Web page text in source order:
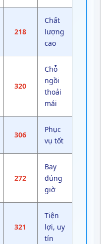
218
Chất
lượng
cao
320
Chỗ
ngồi
thoải
mái
306
Phục
vụ tốt
272
Bay
đúng
giờ
321
Tiện
lợi, uy
tín